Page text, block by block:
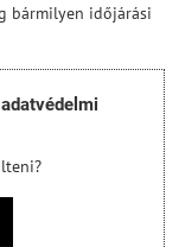
bármilyen időjárási